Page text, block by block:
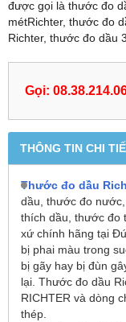
được gọi là thước đo
métRichter, thước đo
Richter, thước đo dầu
Gọi:
THÔNG TIN CHI
Thước đo dầu
dầu, thước đo
thích dầu, thước đo
xứ chính hãng tại
bị phai màu trong
bị gãy hay bị đùn
lại. Thước đo dầu
RICHTER và dòng
thép.